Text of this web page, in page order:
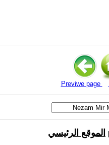
Previwe page
الموقع الرئيسي